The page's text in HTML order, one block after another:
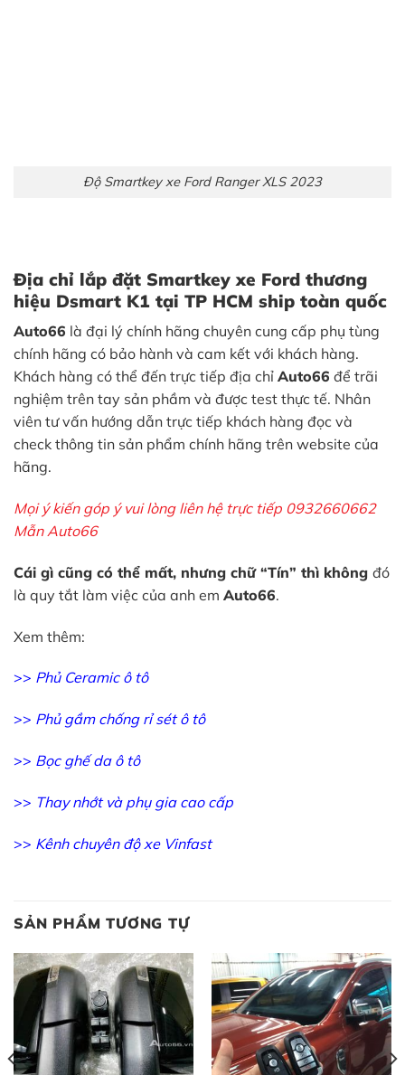
Độ Smartkey xe Ford Ranger XLS 2023
Địa chỉ lắp đặt Smartkey xe Ford thương
hiệu Dsmart K1 tại TP HCM ship toàn quốc
Auto66 là đại lý chính hãng chuyên cung cấp phụ tùng
chính hãng có bảo hành và cam kết với khách hàng.
Khách hàng có thể đến trực tiếp địa chỉ Auto66 để trãi
nghiệm trên tay sản phầm và được test thực tế. Nhân
viên tư vấn hướng dẫn trực tiếp khách hàng đọc và
check thông tin sản phẩm chính hãng trên website của
hãng.
Mọi ý kiến góp ý vui lòng liên hệ trực tiếp 0932660662
Mẫn Auto66
Cái gì cũng có thể mất, nhưng chữ “Tín” thì không đó
là quy tắt làm việc của anh em Auto66.
Xem thêm:
>> Phủ Ceramic ô tô
>> Phủ gầm chống rỉ sét ô tô
>> Bọc ghế da ô tô
>> Thay nhớt và phụ gia cao cấp
>> Kênh chuyên độ xe Vinfast
SẢN PHẨM TƯƠNG TỰ